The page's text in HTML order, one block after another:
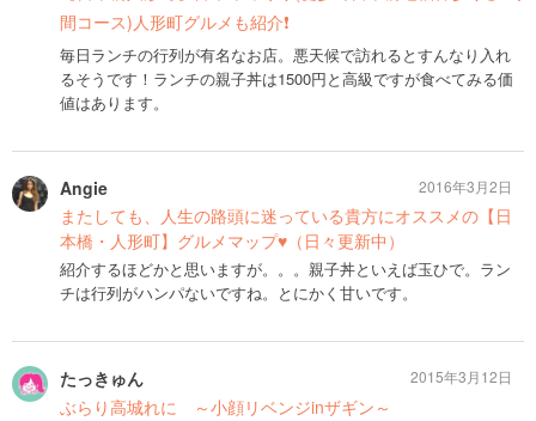
間コース)人形町グルメも紹介❗️
毎日ランチの行列が有名なお店。悪天候で訪れるとすんなり入れ
るそうです！ランチの親子丼は1500円と高級ですが食べてみる価
値はあります。
Angie
またしても、人生の路頭に迷っている貴方にオススメの【日
本橋・人形町】グルメマップ♥︎（日々更新中）
紹介するほどかと思いますが。。。親子丼といえば玉ひで。ラン
チは行列がハンパないですね。とにかく甘いです。
2016年3月2日
たっきゅん
ぶらり高城れに ～小顔リベンジinザギン～
2015年3月12日